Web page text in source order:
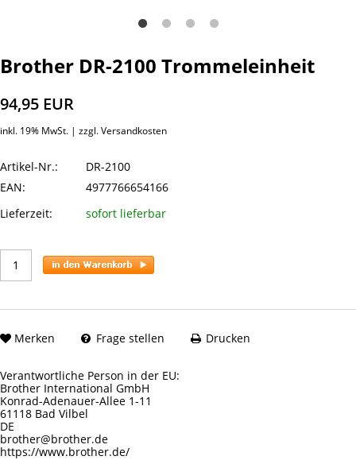
Brother DR-2100 Trommeleinheit
94,95 EUR
inkl. 19% MwSt. | zzgl. Versandkosten
Artikel-Nr.:
DR-2100
EAN:
4977766654166
Lieferzeit:
sofort lieferbar
Merken Frage stellen Drucken
Verantwortliche Person in der EU:
Brother International GmbH
Konrad-Adenauer-Allee 1-11
61118 Bad Vilbel
DE
brother@brother.de
https://www.brother.de/